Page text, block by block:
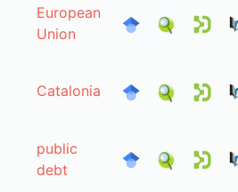
European
Union
Catalonia
public
debt